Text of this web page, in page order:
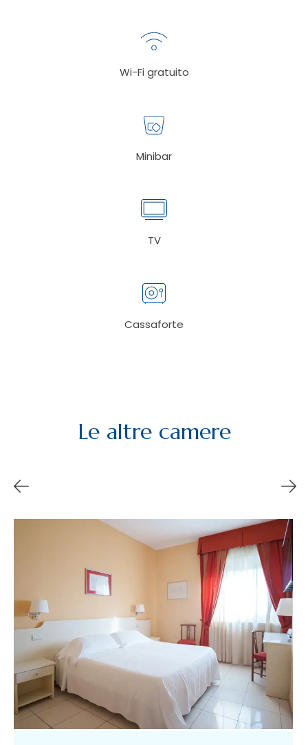
Wi-Fi gratuito
Minibar
TV
Cassaforte
Le altre camere